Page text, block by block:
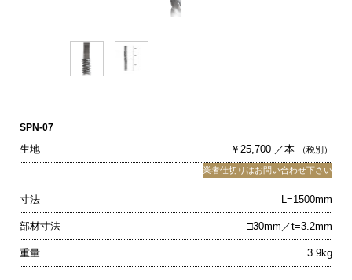
SPN-07
生地 ￥25,700 ／本 （税別）
業者仕切りはお問い合わせ下さい
寸法 L=1500mm
部材寸法 □30mm／t=3.2mm
重量 3.9kg